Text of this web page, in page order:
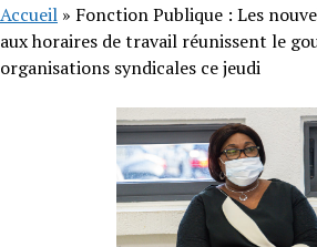
Accueil » Fonction Publique : Les
aux horaires de travail réunissent le
organisations syndicales ce jeudi